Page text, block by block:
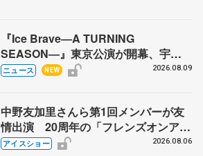
『Ice Brave―A TURNING
SEASON―』東京公演が開幕、宇野
昌磨の『Ice Brave』にかける思いを
ニュース NEW 2026.08.09
中野友加里さんら第1回メンバーが友
情出演 20周年の「フレンズオンアイ
ス」 宮本賢二さん、有川梨絵さん、
アイスショー 2026.08.06